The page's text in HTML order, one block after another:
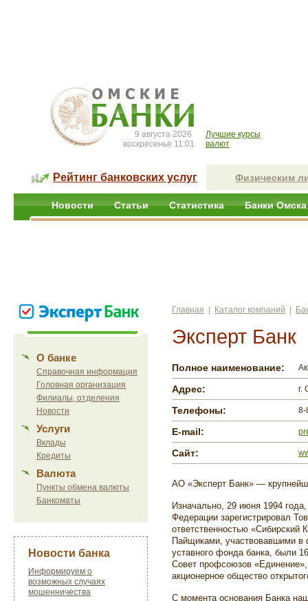
9 августа 2026
воскресенье 11:01
Лучшие курсы
валют
Рейтинг банковских услуг Физическим
Новости Статьи Статистика Банки Омска
О банке
Справочная информация
Головная организация
Филиалы, отделения
Новости
Услуги
Вклады
Кредиты
Валюта
Пункты обмена валюты
Банкоматы
Новости банка
Информируем о
возможных случаях
мошенничества
Главная Каталог компаний
Эксперт Банк
Полное наименование:
Адрес: г.
Телефоны: 8-
E-mail:
Сайт:
АО «Эксперт Банк» —
Изначально, 29 июня 1994
Федерации зарегистрировал
ответственностью «Сибирский
Пайщиками, участвовавшими в
уставного фонда банка, были
Совет профсоюзов
акционерное общество
С момента основания Банка